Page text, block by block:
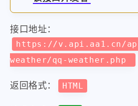
接口地址：
https://v.api.aa1.cn/
weather/qq-weather.php
返回格式： HTML